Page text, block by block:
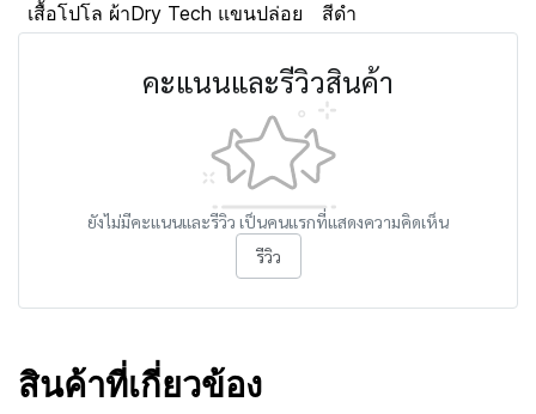
เสื้อโปโล ผ้าDry Tech แขนปล่อย สีดำ
คะแนนและรีวิวสินค้า
ยังไม่มีคะแนนและรีวิว เป็นคนแรกที่แสดงความคิดเห็น
รีวิว
สินค้าที่เกี่ยวข้อง